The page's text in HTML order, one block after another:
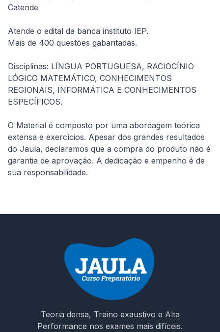
Catende
Atende o edital da banca instituto IEP.
Mais de 400 questões gabaritadas.
Disciplinas: LÍNGUA PORTUGUESA, RACIOCÍNIO
LÓGICO MATEMÁTICO, CONHECIMENTOS
REGIONAIS, INFORMÁTICA E CONHECIMENTOS
ESPECÍFICOS.
O Material é composto por uma abordagem teórica
extensa e exercícios. Apesar dos grandes resultados
do Jaula, declaramos que a compra do produto não é
garantia de aprovação. A dedicação e empenho é de
Teoria densa, Treino exaustivo e Alta
Performance nos exames mais difíceis.